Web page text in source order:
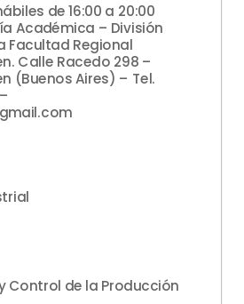
de 16:00 a 20:00
Académica – División
Facultad Regional
Calle Racedo 298 –
(Buenos Aires) – Tel.
Control de la Producción